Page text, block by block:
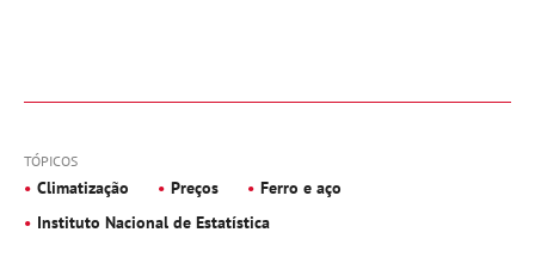
TÓPICOS
Climatização Preços
Ferro e aço
Instituto Nacional de Estatística